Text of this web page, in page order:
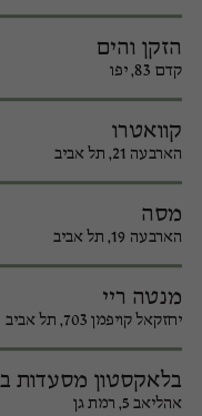
הזקן והים
קדם 83, יפו
קוואטרו
הארבעה 21, תל אביב
מסה
הארבעה 19, תל אביב
מנטה ריי
יחזקאל קויפמן 703, תל אביב
בלאקסטון מסעדות
אהליאב 5, רמת גן